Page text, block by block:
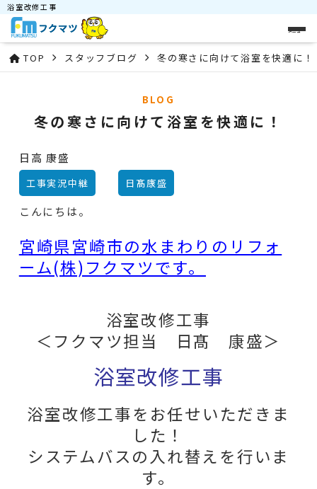
浴室改修工事
メニュー
TOP スタッフブログ 冬の寒さに向けて浴室を快適に！
BLOG
冬の寒さに向けて浴室を快適に！
日高 康盛
工事実況中継 日髙康盛
こんにちは。
宮崎県宮崎市の水まわりのリフォ
ーム(株)フクマツです。
浴室改修工事
＜フクマツ担当 日髙 康盛＞
浴室改修工事
浴室改修工事をお任せいただきま
した！
システムバスの入れ替えを行いま
す。